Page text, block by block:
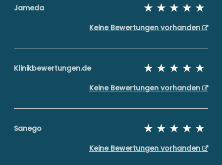
Jameda
Keine Bewertungen vorhanden
Klinikbewertungen.de
Keine Bewertungen vorhanden
Sanego
Keine Bewertungen vorhanden